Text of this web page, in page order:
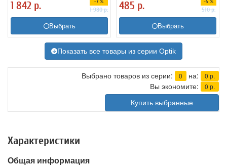
1 842 р. -7 %
1 980р.
Выбрать
485 р. -5 %
510р.
Выбрать
Показать все товары из серии Optik
Выбрано товаров из серии: 0 на: 0 р.
Вы экономите: 0 р.
Купить выбранные
Характеристики
Общая информация